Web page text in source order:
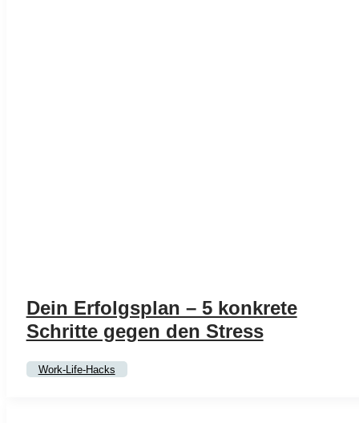
Dein Erfolgsplan – 5 konkrete
Schritte gegen den Stress
Work-Life-Hacks